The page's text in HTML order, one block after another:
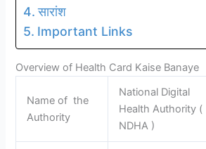
सारांश
Important Links
Overview of Health Card Kaise Banaye
Name of the
Authority
National Digital
Health Authority (
NDHA )